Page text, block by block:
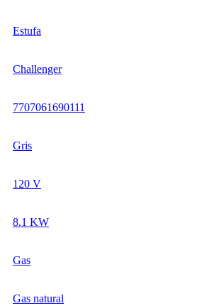
Estufa
Challenger
7707061690111
Gris
120 V
8.1 KW
Gas
Gas natural